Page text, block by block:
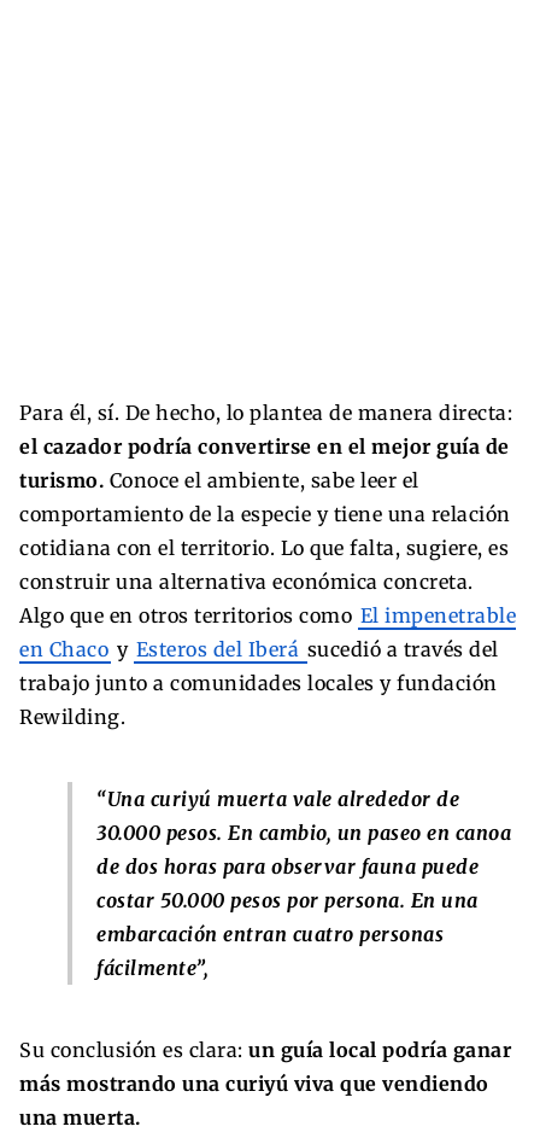
Para él, sí. De hecho, lo plantea de manera directa:
el cazador podría convertirse en el mejor guía de
turismo. Conoce el ambiente, sabe leer el
comportamiento de la especie y tiene una relación
cotidiana con el territorio. Lo que falta, sugiere, es
construir una alternativa económica concreta.
Algo que en otros territorios como El impenetrable
en Chaco y Esteros del Iberá sucedió a través del
trabajo junto a comunidades locales y fundación
Rewilding.
“Una curiyú muerta vale alrededor de
30.000 pesos. En cambio, un paseo en canoa
de dos horas para observar fauna puede
costar 50.000 pesos por persona. En una
embarcación entran cuatro personas
fácilmente”,
Su conclusión es clara: un guía local podría ganar
más mostrando una curiyú viva que vendiendo
una muerta.